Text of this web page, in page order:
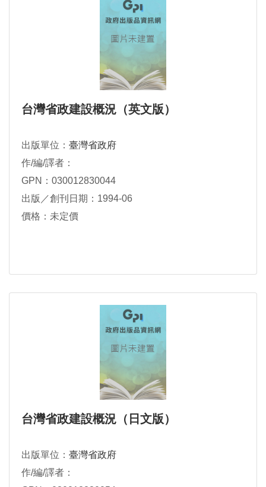
台灣省政建設概況（英文版）
出版單位： 臺灣省政府
作/編/譯者：
GPN：030012830044
出版／創刊日期：1994-06
價格：未定價
台灣省政建設概況（日文版）
出版單位： 臺灣省政府
作/編/譯者：